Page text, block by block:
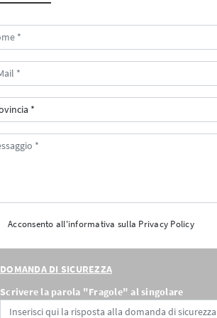
Acconsento all'informativa sulla Privacy Policy
DOMANDA DI SICUREZZA
Scrivere la parola "Fragole" al singolare